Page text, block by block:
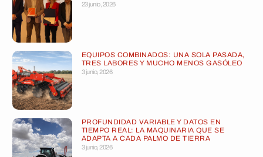
23 junio, 2026
EQUIPOS COMBINADOS: UNA SOLA PASADA,
TRES LABORES Y MUCHO MENOS GASÓLEO
3 junio, 2026
PROFUNDIDAD VARIABLE Y DATOS EN
TIEMPO REAL: LA MAQUINARIA QUE SE
ADAPTA A CADA PALMO DE TIERRA
3 junio, 2026